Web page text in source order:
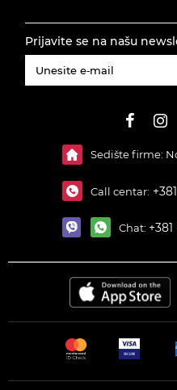
Prijavite se na našu
Sedište firme:
Call centar:
Chat: